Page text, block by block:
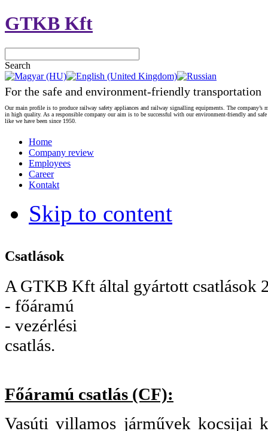
GTKB Kft
Search
For the safe and environment-friendly transportation
Our main profile is to produce railway safety appliances and railway signalling equipments. The company’s
in high quality. As a responsible company our aim is to be successful with our environment-friendly and
like we have been since 1950.
Home
Company review
Employees
Career
Kontakt
Skip to content
Csatlások
A GTKB Kft által gyártott csatlások
- főáramú
- vezérlési
csatlás.
Főáramú csatlás (CF):
Vasúti villamos járművek kocsijai